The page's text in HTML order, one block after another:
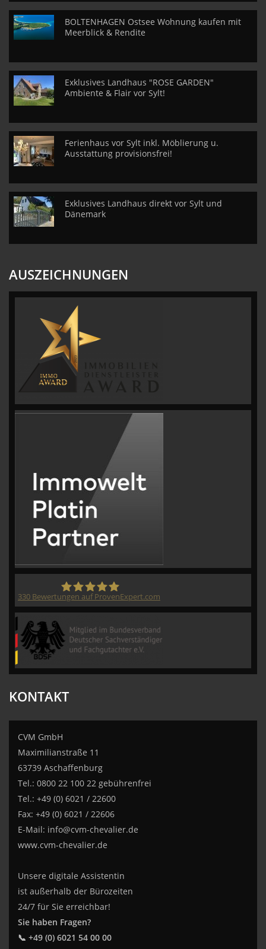
BOLTENHAGEN Ostsee Wohnung kaufen mit
Meerblick & Rendite
Exklusives Landhaus "ROSE GARDEN"
Ambiente & Flair vor Sylt!
Ferienhaus vor Sylt inkl. Möblierung u.
Ausstattung provisionsfrei!
Exklusives Landhaus direkt vor Sylt und
Dänemark
AUSZEICHNUNGEN
330 Bewertungen auf ProvenExpert.com
KONTAKT
CVM GmbH
Maximilianstraße 11
63739 Aschaffenburg
Tel.: 0800 22 100 22 gebührenfrei
Tel.: +49 (0) 6021 / 22600
Fax: +49 (0) 6021 / 22606
E-Mail: info@cvm-chevalier.de
www.cvm-chevalier.de
Unsere digitale Assistentin
ist außerhalb der Bürozeiten
24/7 für Sie erreichbar!
Sie haben Fragen?
📞 +49 (0) 6021 54 00 00